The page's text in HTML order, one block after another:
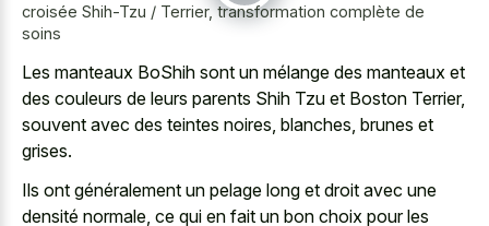
croisée Shih-Tzu / Terrier, transformation complète de
soins
Les manteaux BoShih sont un mélange des manteaux et
des couleurs de leurs parents Shih Tzu et Boston Terrier,
souvent avec des teintes noires, blanches, brunes et
grises.
Ils ont généralement un pelage long et droit avec une
densité normale, ce qui en fait un bon choix pour les